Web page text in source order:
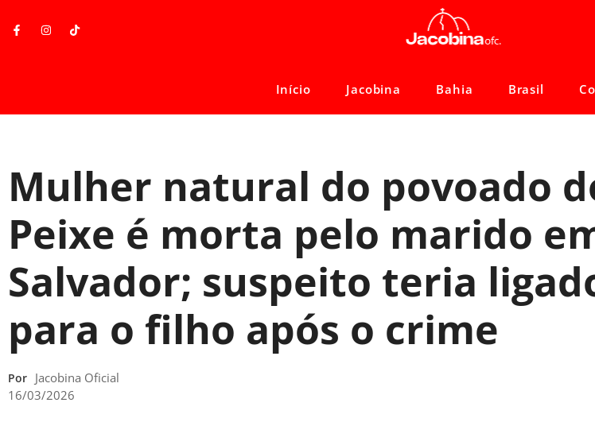
Início Jacobina Bahia Brasil
Mulher natural do povoado
Peixe é morta pelo marido
Salvador; suspeito teria
para o filho após o crime
Por Jacobina Oficial
16/03/2026